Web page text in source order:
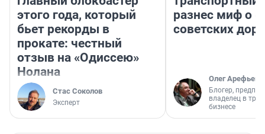
этого года, который
бьет рекорды в
прокате: честный
отзыв на «Одиссею»
Нолана
Стас Соколов
Эксперт
разнес миф о
советских
Олег Арефьев
Блогер,
владелец в
бизнесе